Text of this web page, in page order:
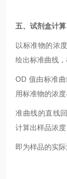
五、 试剂盒计算
以标准物的浓
绘出标准曲线
OD 值由标准
用标准物的浓
准曲线的直线
计算出样品浓
即为样品的实际